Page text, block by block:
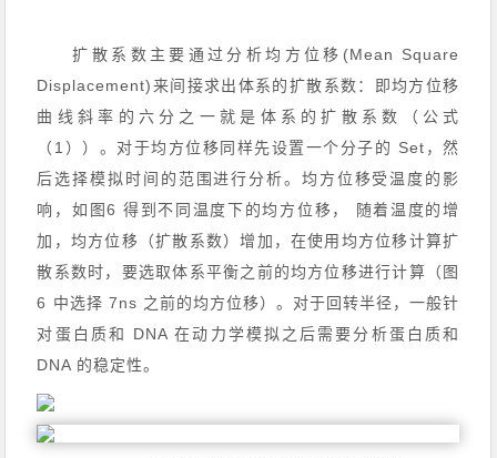
扩散系数主要通过分析均方位移(Mean Square
Displacement)来间接求出体系的扩散系数：即均方位移
曲线斜率的六分之一就是体系的扩散系数（公式
（1））。对于均方位移同样先设置一个分子的 Set，然
后选择模拟时间的范围进行分析。均方位移受温度的影
响，如图6 得到不同温度下的均方位移， 随着温度的增
加，均方位移（扩散系数）增加，在使用均方位移计算扩
散系数时，要选取体系平衡之前的均方位移进行计算（图
6 中选择 7ns 之前的均方位移）。对于回转半径，一般针
对蛋白质和 DNA 在动力学模拟之后需要分析蛋白质和
DNA 的稳定性。